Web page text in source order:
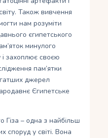
Також вивчення
нам розуміти
єгипетського
минулого
захоплює своєю
пам’ятки
джерел
Єгипетське
Гіза – одна з найбільш
споруд у світі. Вона